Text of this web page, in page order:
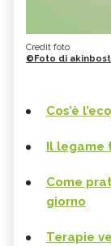
Credit foto
©Foto di
Cos’è
Il legame
Come
giorno
Terapie